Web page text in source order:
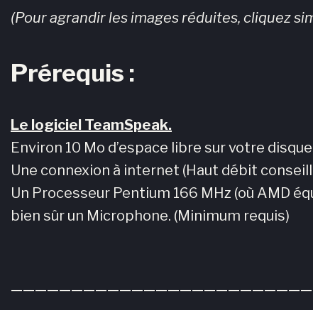
(Pour agrandir les images réduites, cliquez
Prérequis :
Le logiciel TeamSpeak.
Environ 10 Mo d’espace libre sur votre disque
Une connexion à internet (Haut débit
Un Processeur Pentium 166 MHz (où AMD
bien sûr un Microphone. (Minimum requis)